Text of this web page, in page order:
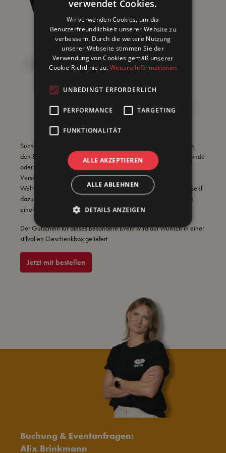
Suchst du noch nach dem perfekten Geschenk für Weihnachten,
den Einzug oder einfach als besondere Aufmerksamkeit für Freunde
oder Kollegen?
Verschenke ein Erlebnis, das in Erinnerung bleibt: Entdecke die
Welt des Senfs in unserem einzigartigen Seminar "Gib deinen Senf
dazu"! Tauche ein in die Kunst der Senfherstellung und genieße
einen exklusiven Abend.
Der Gutschein für dieses besondere Event wird auf Wunsch in einer
stilvollen Geschenkbox geliefert.
Jetzt mit bestellen
Buchung & Eventanfragen:
Alix Brinkmann
verwendet Cookies.
Wir verwenden Cookies, um die
Benutzerfreundlichkeit unserer Website zu
verbessern. Durch die weitere Nutzung
unserer Webseite stimmen Sie der
Verwendung von Cookies gemäß unserer
Cookie-Richtlinie zu.Weitere Informationen
UNBEDINGT ERFORDERLICH
PERFORMANCE TARGETING
FUNKTIONALITÄT
ALLE AKZEPTIEREN
ALLE ABLEHNEN
DETAILS ANZEIGEN